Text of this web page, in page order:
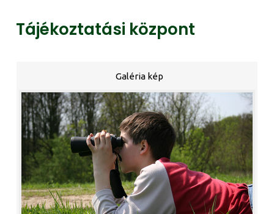
Tájékoztatási központ
Galéria kép